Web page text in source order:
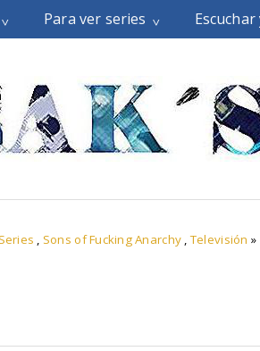
Para ver series
Series , Sons of Fucking Anarchy ,Televisión »